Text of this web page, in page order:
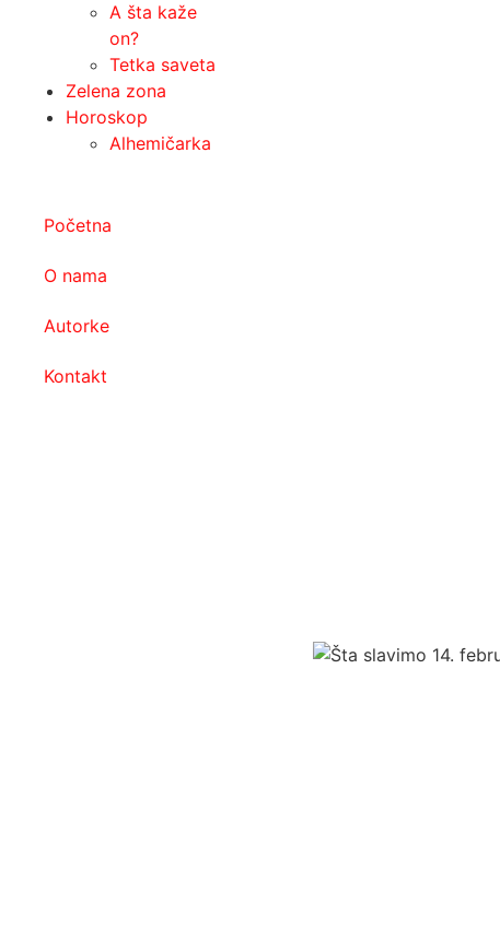
A šta kaže
on?
Tetka saveta
Zelena zona
Horoskop
Alhemičarka
Početna
O nama
Autorke
Kontakt